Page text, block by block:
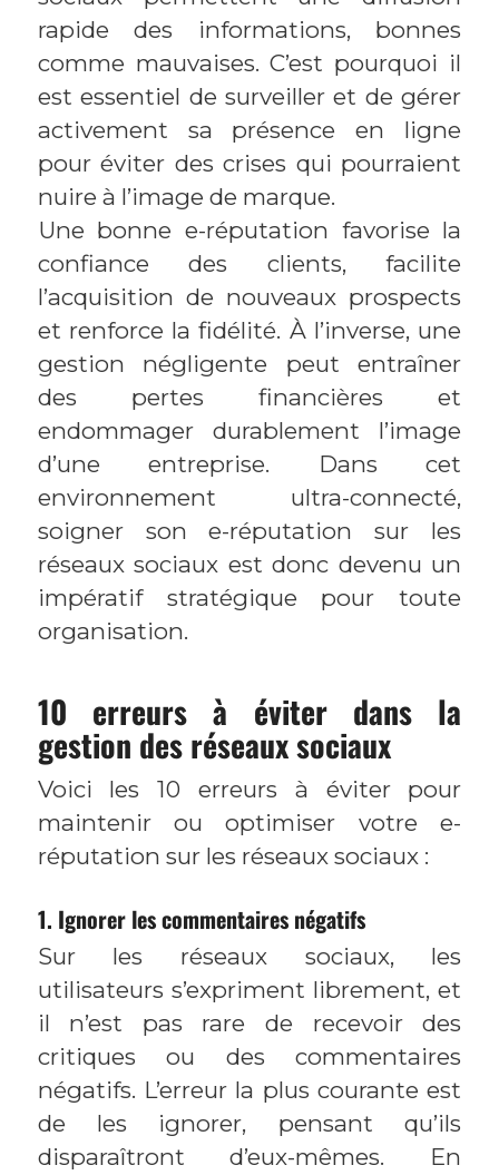
rapide des informations, bonnes
comme mauvaises. C’est pourquoi il
est essentiel de surveiller et de gérer
activement sa présence en ligne
pour éviter des crises qui pourraient
nuire à l’image de marque.
Une bonne e-réputation favorise la
confiance des clients, facilite
l’acquisition de nouveaux prospects
et renforce la fidélité. À l’inverse, une
gestion négligente peut entraîner
des pertes financières et
endommager durablement l’image
d’une entreprise. Dans cet
environnement ultra-connecté,
soigner son e-réputation sur les
réseaux sociaux est donc devenu un
impératif stratégique pour toute
organisation.
10 erreurs à éviter dans la
gestion des réseaux sociaux
Voici les 10 erreurs à éviter pour
maintenir ou optimiser votre e-
réputation sur les réseaux sociaux :
1. Ignorer les commentaires négatifs
Sur les réseaux sociaux, les
utilisateurs s’expriment librement, et
il n’est pas rare de recevoir des
critiques ou des commentaires
négatifs. L’erreur la plus courante est
de les ignorer, pensant qu’ils
disparaîtront d’eux-mêmes. En